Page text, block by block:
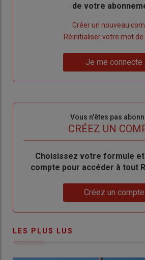
de votre
Créer un nouveau
de
Réinitialiser votre mot de
me
Je me connecte
Vous n'êtes pas
CRÉEZ UN
BodyChoisissez votre formule
compte pour accéder à tout
Créez un compte
LES PLUS LUS